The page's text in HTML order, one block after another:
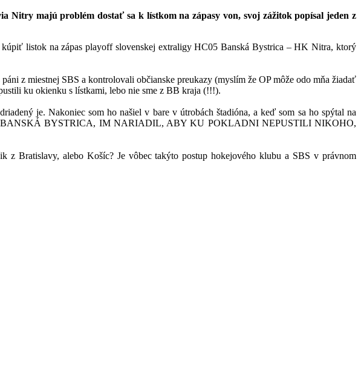
Nitry majú problém dostať sa k lístkom na zápasy von, svoj zážitok popísal jeden z
kúpiť listok na zápas playoff slovenskej extraligy HC05 Banská Bystrica – HK Nitra, ktorý
z miestnej SBS a kontrolovali občianske preukazy (myslím že OP môže odo mňa žiadať
ku okienku s lístkami, lebo nie sme z BB kraja (!!!).
je. Nakoniec som ho našiel v bare v útrobách štadióna, a keď som sa ho spýtal na
BANSKÁ BYSTRICA, IM NARIADIL, ABY KU POKLADNI NEPUSTILI NIKOHO,
Bratislavy, alebo Košíc? Je vôbec takýto postup hokejového klubu a SBS v právnom